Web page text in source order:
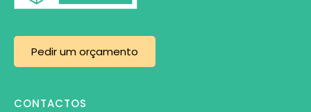
Pedir um orçamento
CONTACTOS